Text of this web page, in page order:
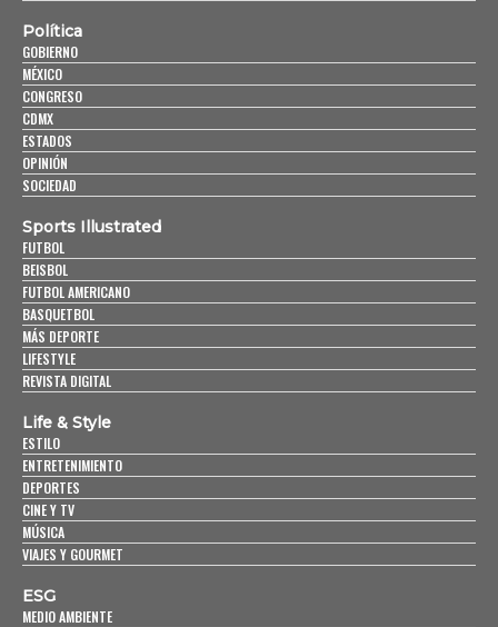
Política
GOBIERNO
MÉXICO
CONGRESO
CDMX
ESTADOS
OPINIÓN
SOCIEDAD
Sports Illustrated
FUTBOL
BEISBOL
FUTBOL AMERICANO
BASQUETBOL
MÁS DEPORTE
LIFESTYLE
REVISTA DIGITAL
Life & Style
ESTILO
ENTRETENIMIENTO
DEPORTES
CINE Y TV
MÚSICA
VIAJES Y GOURMET
ESG
MEDIO AMBIENTE